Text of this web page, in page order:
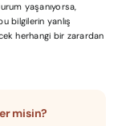
yaşanıyorsa,
bilgilerin yanlış
herhangi bir zarardan
misin?